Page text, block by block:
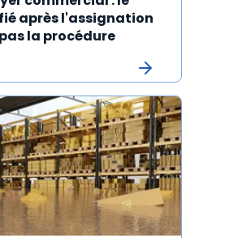
après l'assignation
la procédure